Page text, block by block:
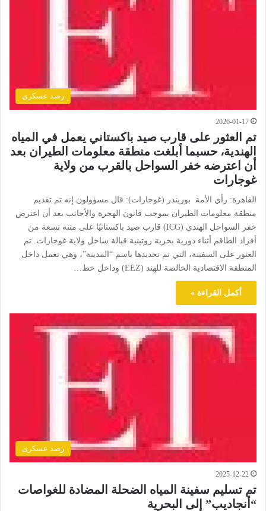
رصد عسكرى
2026-01-17
تم العثور على قارب صيد باكستاني يعمل في المياه
الهندية، حسبما أبلغت منطقة معلومات الطيران بعد
أن اعترضه خفر السواحل بالقرب من ولاية
غوجارات
القاهرة: رأي الأمة بوربندر (غوجارات): قال مسؤولون إنه تم تقديم
منطقة معلومات الطيران بموجب قانون الهجرة والأجانب بعد أن اعترض
خفر السواحل الهندي (ICG) قارب صيد باكستانيًا على متنه تسعة من
أفراد الطاقم أثناء دورية بحرية روتينية قبالة ساحل ولاية غوجارات. تم
العثور على السفينة، التي تم تحديدها باسم “المدينة”، وهي تعمل داخل
المنطقة الاقتصادية الخالصة للهند (EEZ) وداخل خط…
أكمل القراءة »
رصد عسكرى
2025-12-22
تم تسليم سفينة المياه الضحلة المضادة للغواصات
“أنجاديب” إلى البحرية